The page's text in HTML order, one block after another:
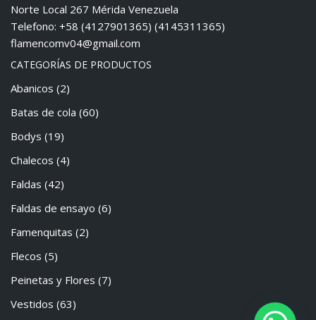
Norte Local 267 Mérida Venezuela
Telefono: +58 (4127901365) (4145311365)
flamencomv04@gmail.com
CATEGORÍAS DE PRODUCTOS
Abanicos (2)
Batas de cola (60)
Bodys (19)
Chalecos (4)
Faldas (42)
Faldas de ensayo (6)
Famenquitas (2)
Flecos (5)
Peinetas y Flores (7)
Vestidos (63)